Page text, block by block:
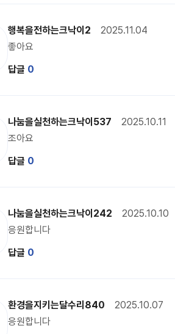
터 이미지
행복을전하는크낙이2
2025.11.04
좋아요
답글 0
터 이미지
나눔을실천하는크낙이537
2025.10.11
조아요
답글 0
터 이미지
나눔을실천하는크낙이242
2025.10.10
응원합니다
답글 0
터 이미지
환경을지키는달수리840
2025.10.07
응원합니다